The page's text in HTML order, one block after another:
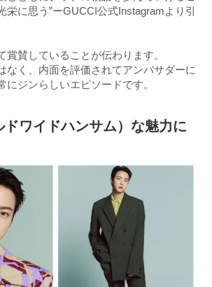
栄に思う”ーGUCCI公式Instagramより引
賞賛していることが伝わります。
なく、内面を評価されてアンバサダーに
にジンらしいエピソードです。
ドワイドハンサム）な魅力に